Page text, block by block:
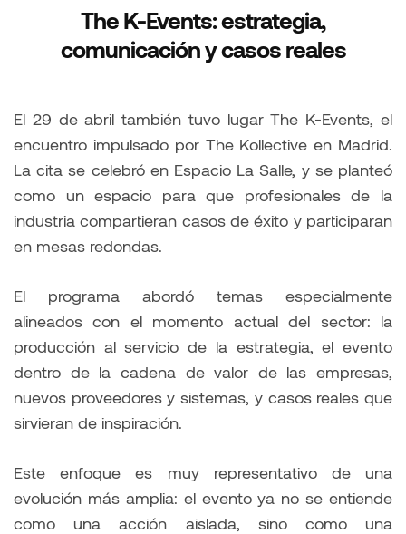
The K-Events: estrategia,
comunicación y casos reales
El 29 de abril también tuvo lugar The K-Events, el
encuentro impulsado por The Kollective en Madrid.
La cita se celebró en Espacio La Salle, y se planteó
como un espacio para que profesionales de la
industria compartieran casos de éxito y participaran
en mesas redondas.
El programa abordó temas especialmente
alineados con el momento actual del sector: la
producción al servicio de la estrategia, el evento
dentro de la cadena de valor de las empresas,
nuevos proveedores y sistemas, y casos reales que
sirvieran de inspiración.
Este enfoque es muy representativo de una
evolución más amplia: el evento ya no se entiende
como una acción aislada, sino como una